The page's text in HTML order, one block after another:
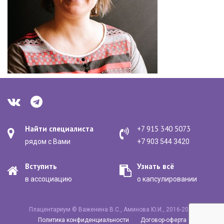
+7 915 340 5073
+7 903 544 3420
Найти специалиста
рядом с Вами
Узнать всё
о капсулировании
Вступить
в ассоциацию
Плацентариум © Важенина В.С., Аминова Ю.И., 2016-2020
Политика конфиденциальности
Договор-оферта